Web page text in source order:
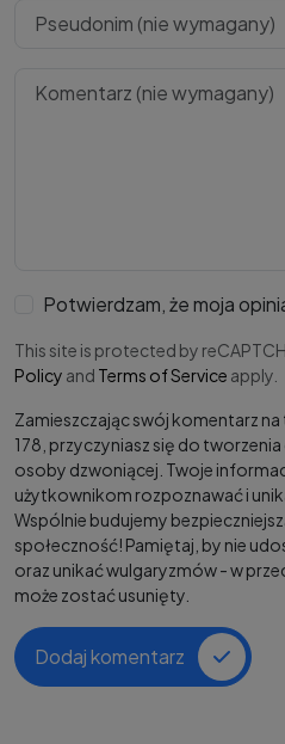
Potwierdzam, że moja
This site is protected by
Policy and Terms of Service apply.
Zamieszczając swój komentarz
178, przyczyniasz się do
osoby dzwoniącej. Twoje
użytkownikom rozpoznawać i
Wspólnie budujemy
społeczność! Pamiętaj, by nie
oraz unikać wulgaryzmów - w
może zostać usunięty.
Dodaj komentarz